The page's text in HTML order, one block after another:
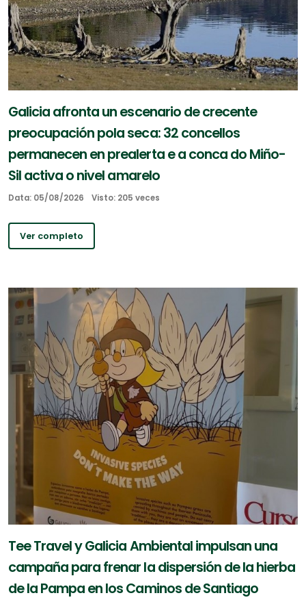
Galicia afronta un escenario de crecente
preocupación pola seca: 32 concellos
permanecen en prealerta e a conca do Miño-
Sil activa o nivel amarelo
Data: 05/08/2026 Visto: 205 veces
Ver completo
Tee Travel y Galicia Ambiental impulsan una
campaña para frenar la dispersión de la hierba
de la Pampa en los Caminos de Santiago